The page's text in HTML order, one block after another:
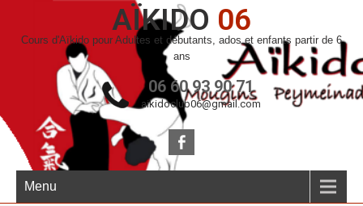
AÏKIDO 06
Cours d'Aïkido pour Adultes et débutants, ados et enfants partir de 6
ans
06 60 93 90 71
aikidoclub06@gmail.com
Menu